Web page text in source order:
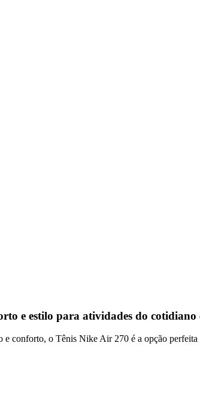
e estilo para atividades do cotidiano
e conforto, o Tênis Nike Air 270 é a opção